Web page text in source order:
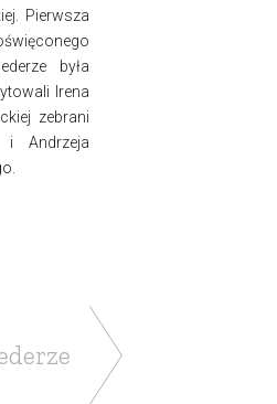
Pierwsza
była
Irena
zebrani
i Andrzeja